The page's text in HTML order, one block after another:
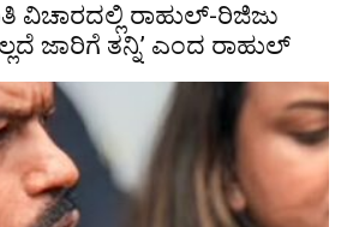
ವಿಚಾರದಲ್ಲಿ ರಾಹುಲ್‌-ರಿಜಿಜು
ಜಾರಿಗೆ ತನ್ನಿ’ ಎಂದ ರಾಹುಲ್‌